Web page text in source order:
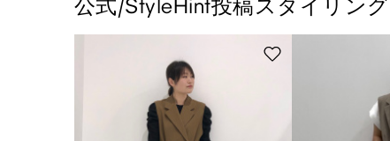
公式/StyleHint投稿スタイリング